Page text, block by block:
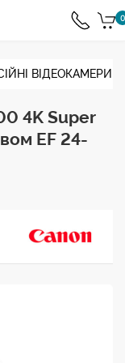
0
ВІДЕОКАМЕРИ
4K Super
EF 24-
Відгуки